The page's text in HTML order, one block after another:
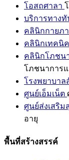
โอสถศาลา
บริการทาง
คลินิกกายภ
คลินิกเทคนิ
คลินิกโภชน
โภชนาการ
โรงพยาบาล
ศูนย์เอ็มเน็ต
ศูนย์ส่งเสริม
อายุ
พื้นที่สร้างสรรค์